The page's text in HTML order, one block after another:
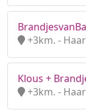
+3km. -
Klous +
+3km. -